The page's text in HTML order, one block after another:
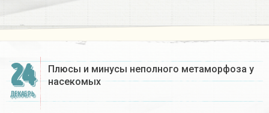
24
ДЕКАБРЬ
Плюсы и минусы неполного метаморфоза у
насекомых​